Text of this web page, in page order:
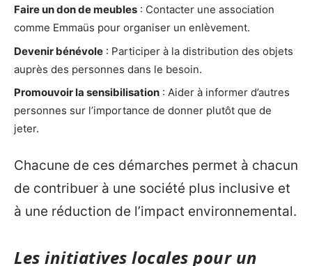
Faire un don de meubles : Contacter une association
comme Emmaüs pour organiser un enlèvement.
Devenir bénévole : Participer à la distribution des objets
auprès des personnes dans le besoin.
Promouvoir la sensibilisation : Aider à informer d’autres
personnes sur l’importance de donner plutôt que de
jeter.
Chacune de ces démarches permet à chacun
de contribuer à une société plus inclusive et
à une réduction de l’impact environnemental.
Les initiatives locales pour un